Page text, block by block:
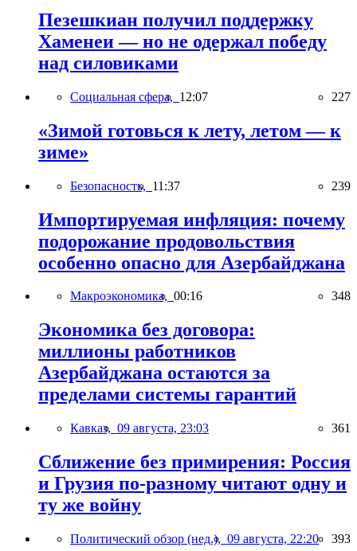
Пезешкиан получил поддержку
Хаменеи — но не одержал победу
над силовиками
Социальная сфера, 12:07 227
«Зимой готовься к лету, летом — к
зиме»
Безопасность, 11:37 239
Импортируемая инфляция: почему
подорожание продовольствия
особенно опасно для Азербайджана
Макроэкономика, 00:16 348
Экономика без договора:
миллионы работников
Азербайджана остаются за
пределами системы гарантий
Кавказ, 09 августа, 23:03 361
Сближение без примирения: Россия
и Грузия по-разному читают одну и
ту же войну
Политический обзор (нед.), 09 августа, 22:20 393